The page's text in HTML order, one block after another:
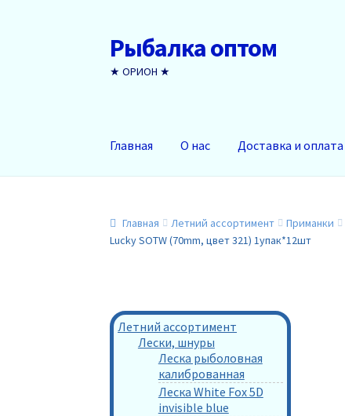
Перейти
к
навигации
Перейти
к
содержимому
Рыбалка оптом
★ ОРИОН ★
Главная О нас Доставка и оплата
Главная Летний ассортимент Приманки
Lucky SOTW (70mm, цвет 321) 1упак*12шт
Летний ассортимент
Лески, шнуры
Леска рыболовная
калиброванная
Леска White Fox 5D
invisible blue